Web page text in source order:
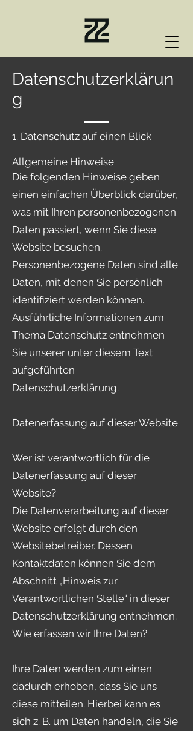
Datenschutzerklärun
g
1. Datenschutz auf einen Blick
Allgemeine Hinweise
Die folgenden Hinweise geben
einen einfachen Überblick darüber,
was mit Ihren personenbezogenen
Daten passiert, wenn Sie diese
Website besuchen.
Personenbezogene Daten sind alle
Daten, mit denen Sie persönlich
identifiziert werden können.
Ausführliche Informationen zum
Thema Datenschutz entnehmen
Sie unserer unter diesem Text
aufgeführten
Datenschutzerklärung.
Datenerfassung auf dieser Website
Wer ist verantwortlich für die
Datenerfassung auf dieser
Website?
Die Datenverarbeitung auf dieser
Website erfolgt durch den
Websitebetreiber. Dessen
Kontaktdaten können Sie dem
Abschnitt „Hinweis zur
Verantwortlichen Stelle“ in dieser
Datenschutzerklärung entnehmen.
Wie erfassen wir Ihre Daten?
Ihre Daten werden zum einen
dadurch erhoben, dass Sie uns
diese mitteilen. Hierbei kann es
sich z. B. um Daten handeln, die Sie